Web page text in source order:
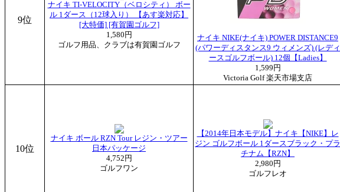
9位
ナイキ TI-VELOCITY（ベロシティ） ボー
ル 1ダース（12球入り） 【あす楽対応】
[大特価] [有賀園ゴルフ]
1,580円
ゴルフ用品、クラブは有賀園ゴルフ
ナイキ NIKE(ナイキ) POWER DISTANCE9
(パワーディスタンス9 ウィメンズ) (レディ
ースゴルフボール) 12個【Ladies】
1,599円
Victoria Golf 楽天市場支店
10位
ナイキ ボール RZN Tour レジン・ツアー
日本パッケージ
4,752円
ゴルフワン
【2014年日本モデル】ナイキ【NIKE】レ
ジン ゴルフボール 1ダースブラック・プラ
チナム【RZN】
2,980円
ゴルフレオ